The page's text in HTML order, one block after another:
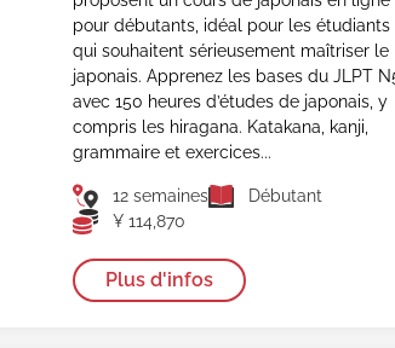
pour débutants, idéal pour les étudiants
qui souhaitent sérieusement maîtriser le
japonais. Apprenez les bases du JLPT
avec 150 heures d’études de japonais, y
compris les hiragana. Katakana, kanji,
grammaire et exercices...
12 semaines
Débutant
¥ 114,870
Plus d'infos